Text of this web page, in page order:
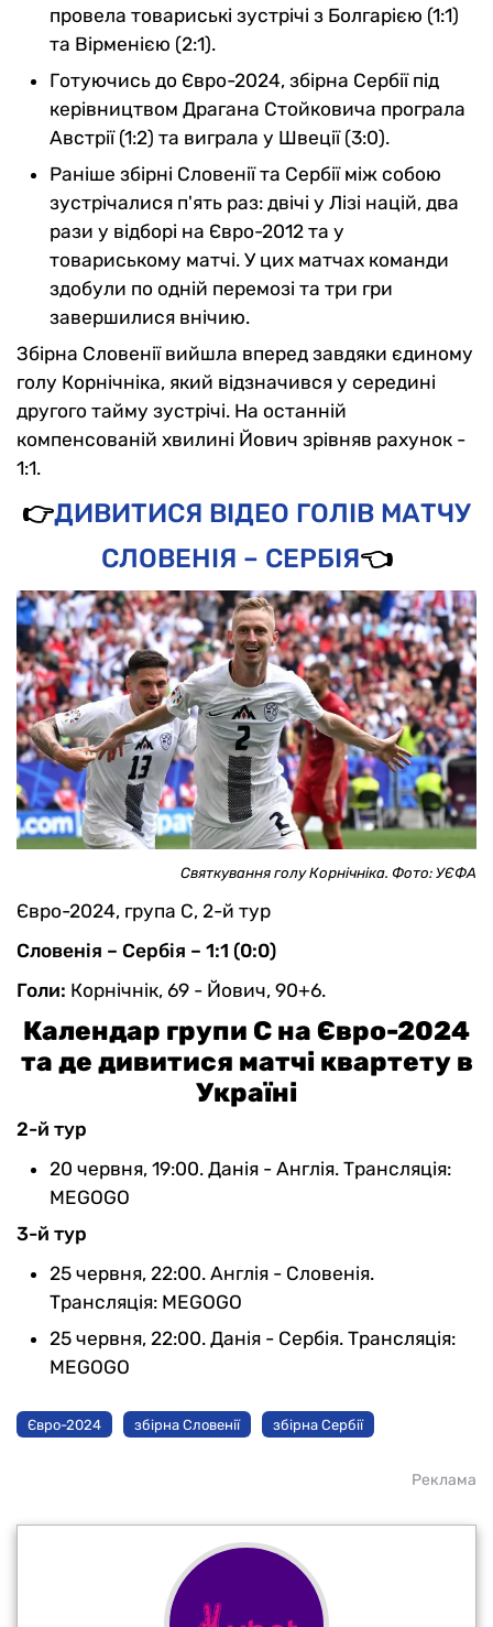
провела товариські зустрічі з Болгарією (1:1)
та Вірменією (2:1).
Готуючись до Євро-2024, збірна Сербії під
керівництвом Драгана Стойковича програла
Австрії (1:2) та виграла у Швеції (3:0).
Раніше збірні Словенії та Сербії між собою
зустрічалися п'ять раз: двічі у Лізі націй, два
рази у відборі на Євро-2012 та у
товариському матчі. У цих матчах команди
здобули по одній перемозі та три гри
завершилися внічию.
Збірна Словенії вийшла вперед завдяки єдиному
голу Корнічніка, який відзначився у середині
другого тайму зустрічі. На останній
компенсованій хвилині Йович зрівняв рахунок -
1:1.
👉ДИВИТИСЯ ВІДЕО ГОЛІВ МАТЧУ
СЛОВЕНІЯ – СЕРБІЯ👈
Святкування голу Корнічніка. Фото: УЄФА
Євро-2024, група С, 2-й тур
Словенія – Сербія – 1:1 (0:0)
Голи: Корнічнік, 69 - Йович, 90+6.
Календар групи С на Євро-2024
та де дивитися матчі квартету в
Україні
2-й тур
20 червня, 19:00. Данія - Англія. Трансляція:
MEGOGO
3-й тур
25 червня, 22:00. Англія - Словенія.
Трансляція: MEGOGO
25 червня, 22:00. Данія - Сербія. Трансляція:
MEGOGO
Євро-2024 збірна Словенії збірна Сербії
Реклама